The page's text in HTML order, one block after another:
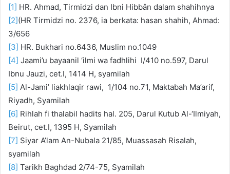
[1] HR. Ahmad, Tirmidzi dan Ibni Hibbân dalam shahihnya
[2](HR Tirmidzi no. 2376, ia berkata: hasan shahih, Ahmad:
3/656
[3] HR. Bukhari no.6436, Muslim no.1049
[4] Jaami’u bayaanil ‘ilmi wa fadhlihi I/410 no.597, Darul
Ibnu Jauzi, cet.I, 1414 H, syamilah
[5] Al-Jami’ liakhlaqir rawi, 1/104 no.71, Maktabah Ma’arif,
Riyadh, Syamilah
[6] Rihlah fi thalabil hadits hal. 205, Darul Kutub Al-‘Ilmiyah,
Beirut, cet.I, 1395 H, Syamilah
[7] Siyar A’lam An-Nubala 21/85, Muassasah Risalah,
syamilah
[8] Tarikh Baghdad 2/74-75, Syamilah